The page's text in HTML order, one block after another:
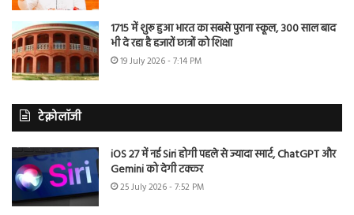
1715 में शुरू हुआ भारत का सबसे पुराना स्कूल, 300 साल बाद
भी दे रहा है हजारों छात्रों को शिक्षा
19 July 2026 - 7:14 PM
टेक्नोलॉजी
iOS 27 में नई Siri होगी पहले से ज्यादा स्मार्ट, ChatGPT और
Gemini को देगी टक्कर
25 July 2026 - 7:52 PM